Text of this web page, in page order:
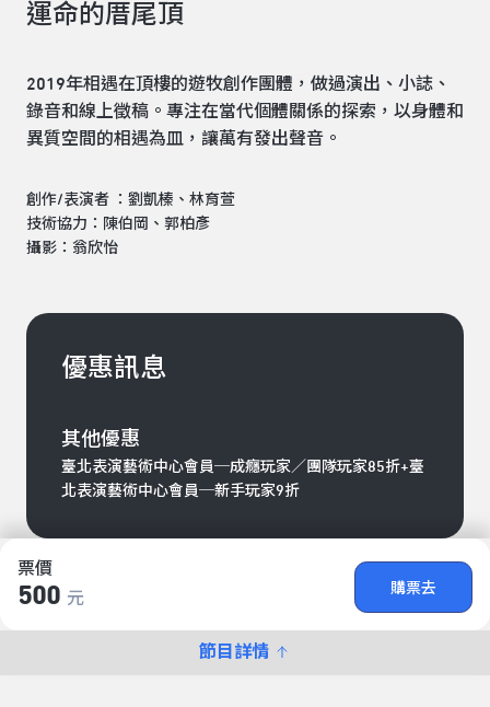
票價
500 元
購票去
節目詳情
運命的厝尾頂
2019年相遇在頂樓的遊牧創作團體，做過演出、小誌、
錄音和線上徵稿。專注在當代個體關係的探索，以身體和
異質空間的相遇為皿，讓萬有發出聲音。
創作/表演者 ：劉凱榛、林育萱
技術協力：陳伯岡、郭柏彥
攝影：翁欣怡
優惠訊息
其他優惠
臺北表演藝術中心會員─成癮玩家／團隊玩家85折+臺
北表演藝術中心會員─新手玩家9折